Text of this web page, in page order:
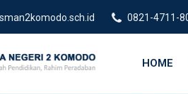
0821-4711-
HOME